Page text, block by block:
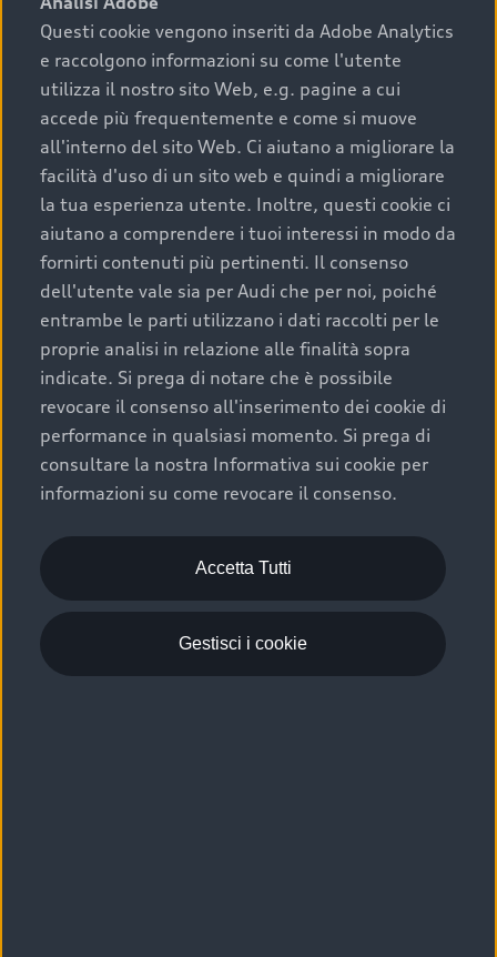
chilometraggio: un valore contenuto corrisponde a
uno stato migliore del veicolo e a una maggiore
durata nel tempo;
cronologia dei tagliandi: una documentazione
completa della vettura certifica una manutenzione
costante e accurata;
condizioni della carrozzeria e degli interni: una
buona conservazione evidenzia cura e attenzione del
precedente proprietario;
efficienza meccanica: motore, trasmissione e
componenti principali in ottimo stato garantiscono
prestazioni affidabili e sicure.
Acquistare un’auto usata in una Concessionaria ufficiale
Audi che offre l’usato garantito tramite Audi Prima
Scelta :plus, significa affidarsi ad un prodotto che viene
sottoposto a 110 controlli approfonditi e coperto da
garanzia fino a 4 anni per una maggiore tutela del tuo
acquisto.
Questi cookie vengono inseriti da Adobe Analytics
e raccolgono informazioni su come l'utente
utilizza il nostro sito Web, e.g. pagine a cui
accede più frequentemente e come si muove
all'interno del sito Web. Ci aiutano a migliorare la
facilità d'uso di un sito web e quindi a migliorare
la tua esperienza utente. Inoltre, questi cookie ci
aiutano a comprendere i tuoi interessi in modo da
fornirti contenuti più pertinenti. Il consenso
dell'utente vale sia per Audi che per noi, poiché
entrambe le parti utilizzano i dati raccolti per le
proprie analisi in relazione alle finalità sopra
indicate. Si prega di notare che è possibile
revocare il consenso all'inserimento dei cookie di
performance in qualsiasi momento. Si prega di
consultare la nostra Informativa sui cookie per
informazioni su come revocare il consenso.
Accetta Tutti
Gestisci i cookie